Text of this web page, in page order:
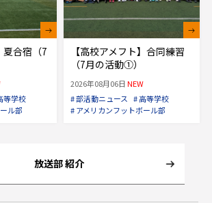
夏合宿（7
等学校
ル部
【高校アメフト】合同練習
（7月の活動①）
2026年08月06日NEW
# 部活動ニュース # 高等学校
# アメリカンフットボール部
放送部 紹介